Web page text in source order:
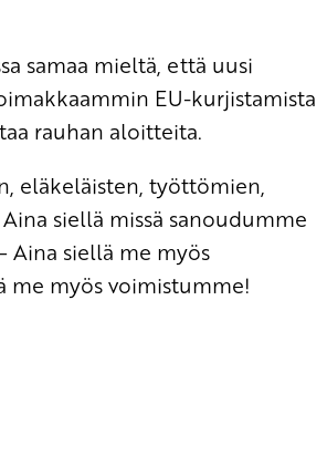
samaa mieltä, että uusi
EU-kurjistamista
rauhan aloitteita.
eläkeläisten, työttömien,
siellä missä sanoudumme
Aina siellä me myös
me myös voimistumme!